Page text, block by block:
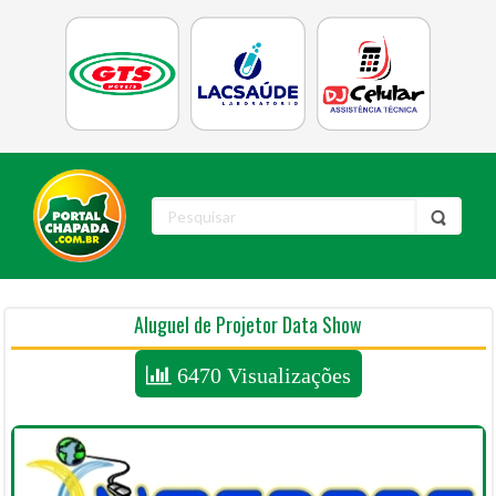
Aluguel de Projetor Data Show
6470 Visualizações